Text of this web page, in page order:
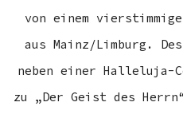
von einem
aus Mainz/Limburg.
neben einer Halleluja-
zu „Der Geist des